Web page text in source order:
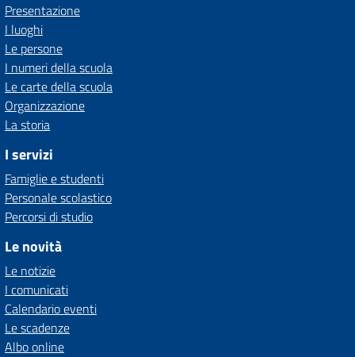
Presentazione
I luoghi
Le persone
I numeri della scuola
Le carte della scuola
Organizzazione
La storia
I servizi
Famiglie e studenti
Personale scolastico
Percorsi di studio
Le novità
Le notizie
I comunicati
Calendario eventi
Le scadenze
Albo online